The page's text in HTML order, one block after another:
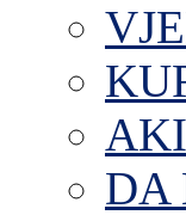
DA